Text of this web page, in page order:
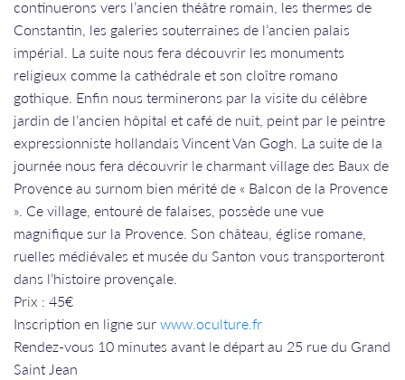
continuerons vers l’ancien théâtre romain, les thermes de
Constantin, les galeries souterraines de l’ancien palais
impérial. La suite nous fera découvrir les monuments
religieux comme la cathédrale et son cloître romano
gothique. Enfin nous terminerons par la visite du célèbre
jardin de l’ancien hôpital et café de nuit, peint par le peintre
expressionniste hollandais Vincent Van Gogh. La suite de la
journée nous fera découvrir le charmant village des Baux de
Provence au surnom bien mérité de « Balcon de la Provence
». Ce village, entouré de falaises, possède une vue
magnifique sur la Provence. Son château, église romane,
ruelles médiévales et musée du Santon vous transporteront
dans l’histoire provençale.
Prix : 45€
Inscription en ligne surwww.oculture.fr
Rendez-vous 10 minutes avant le départ au 25 rue du Grand
Saint Jean​​​​​​​